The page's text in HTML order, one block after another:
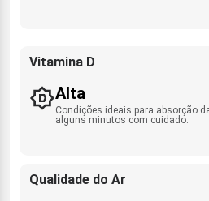
Vitamina D
Alta
Condições ideais para absorção
alguns minutos com cuidado.
Qualidade do Ar